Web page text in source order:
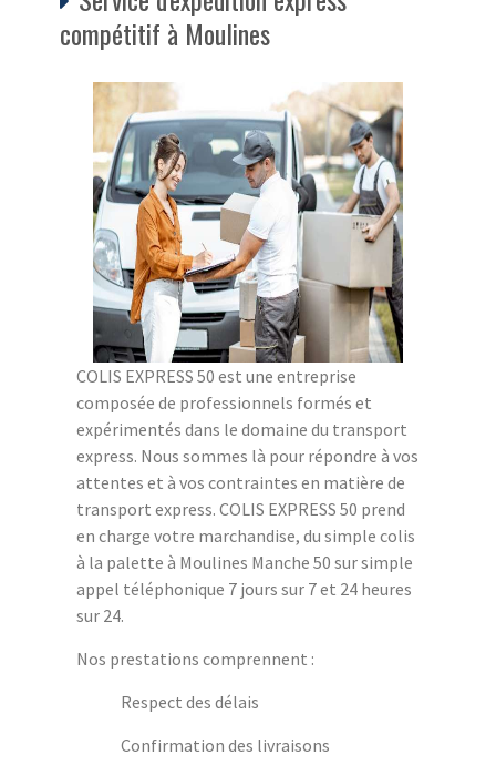
compétitif à Moulines
COLIS EXPRESS 50 est une entreprise
composée de professionnels formés et
expérimentés dans le domaine du transport
express. Nous sommes là pour répondre à vos
attentes et à vos contraintes en matière de
transport express. COLIS EXPRESS 50 prend
en charge votre marchandise, du simple colis
à la palette à Moulines Manche 50 sur simple
appel téléphonique 7 jours sur 7 et 24 heures
sur 24.
Nos prestations comprennent :
Respect des délais
Confirmation des livraisons